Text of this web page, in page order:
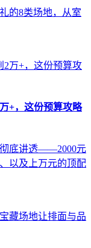
的8类场地，从室
+，这份预算攻略
彻底讲透——2000元
以及上万元的顶配